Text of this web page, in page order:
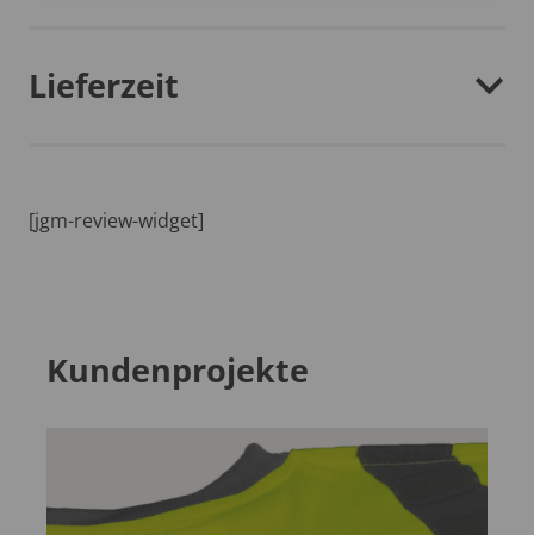
Lieferzeit
[jgm-review-widget]
Kundenprojekte